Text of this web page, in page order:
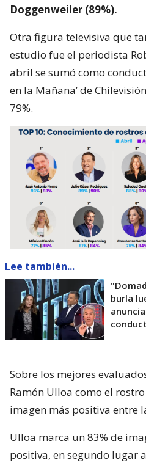
Doggenweiler (89%).
Otra figura televisiva que
estudio fue el periodista
abril se sumó como
en la Mañana’ de
79%.
Lee también...
burla
Sobre los mejores
Ramón Ulloa como el
imagen más positiva entre
Ulloa marca un 83% de
positiva, en segundo lugar